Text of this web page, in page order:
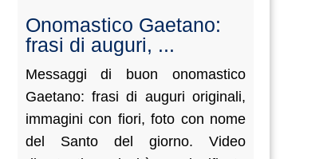
Onomastico Gaetano:
frasi di auguri, ...
Messaggi di buon onomastico
Gaetano: frasi di auguri originali,
immagini con fiori, foto con nome
del Santo del giorno. Video